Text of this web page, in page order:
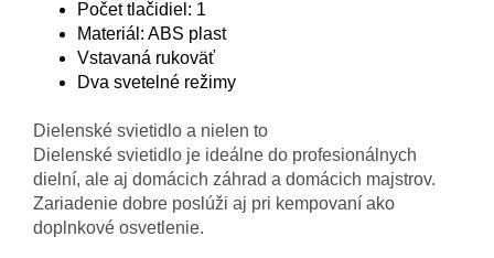
Počet tlačidiel: 1
Materiál: ABS plast
Vstavaná rukoväť
Dva svetelné režimy
Dielenské svietidlo a nielen to
Dielenské svietidlo je ideálne do profesionálnych
dielní, ale aj domácich záhrad a domácich majstrov.
Zariadenie dobre poslúži aj pri kempovaní ako
doplnkové osvetlenie.